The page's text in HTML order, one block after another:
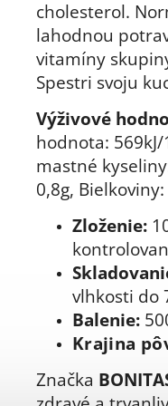
cholesterol.
lahodnou
vitamíny
Spestri svoju
Výživové
hodnota:
mastné
0,8g,
Zloženie:
vlhkosti do
Balenie:
Krajina
Značka